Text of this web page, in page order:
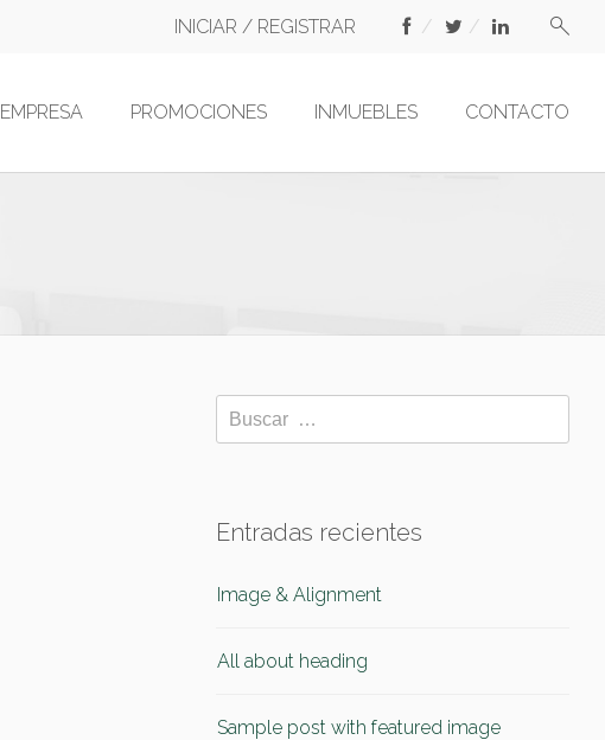
INICIAR / REGISTRAR
EMPRESA PROMOCIONES INMUEBLES CONTACTO
Entradas recientes
Image & Alignment
All about heading
Sample post with featured image